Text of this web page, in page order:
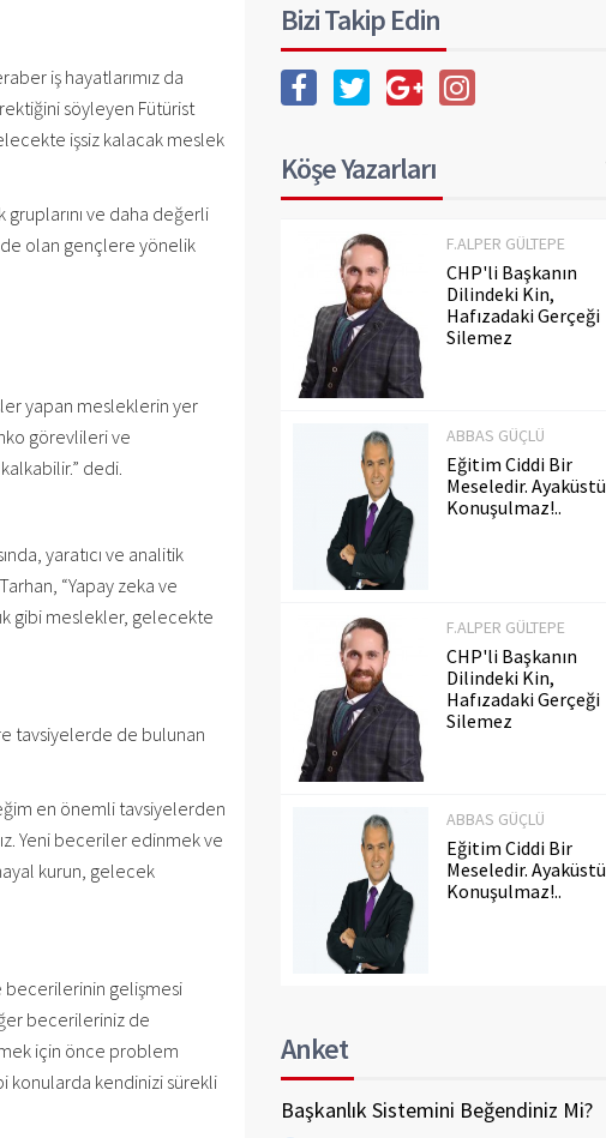
iş hayatlarımız da
söyleyen Fütürist
işsiz kalacak meslek
ve daha değerli
olan gençlere yönelik
yapan mesleklerin yer
görevlileri ve
dedi.
yaratıcı ve analitik
“Yapay zeka ve
gibi meslekler, gelecekte
tavsiyelerde de bulunan
en önemli tavsiyelerden
Yeni beceriler edinmek ve
kurun, gelecek
becerilerinin gelişmesi
becerileriniz de
için önce problem
konularda kendinizi sürekli
Bizi Takip Edin
Köşe Yazarları
ABBAS GÜÇLÜ
Eğitim Ciddi Bir
Meseledir. Ayaküstü
F.ALPER GÜLTEPE
CHP'li Başkanın
Dilindeki Kin,
Hafızadaki Gerçeği
Silemez
ABBAS GÜÇLÜ
Eğitim Ciddi Bir
Meseledir. Ayaküstü
Konuşulmaz!..
F.ALPER GÜLTEPE
CHP'li Başkanın
Dilindeki Kin,
Hafızadaki Gerçeği
Silemez
ABBAS GÜÇLÜ
Eğitim Ciddi Bir
Meseledir. Ayaküstü
Konuşulmaz!..
Anket
Başkanlık Sistemini Beğendiniz Mi?